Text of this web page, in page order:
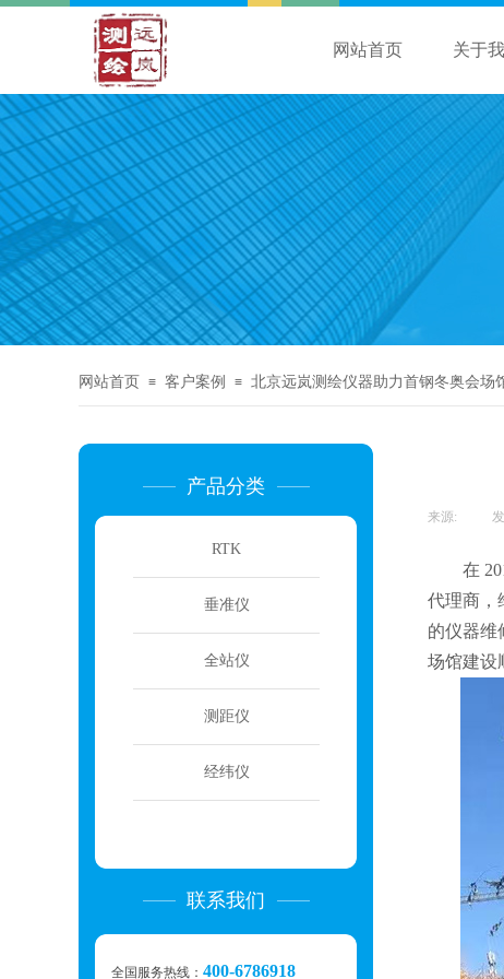
网站首页 关于
网站首页 ≡ 客户案例 ≡ 北京远岚测绘仪器助力首钢冬奥会场
来源:
在
代理商，
的仪器维
场馆建设
产品分类
RTK
垂准仪
全站仪
测距仪
经纬仪
联系我们
全国服务热线： 400-6786918